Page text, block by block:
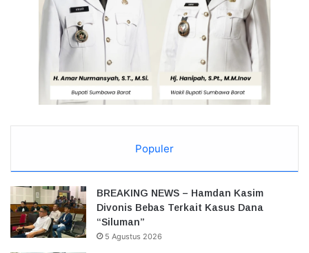
Populer
BREAKING NEWS – Hamdan Kasim
Divonis Bebas Terkait Kasus Dana
“Siluman”
5 Agustus 2026